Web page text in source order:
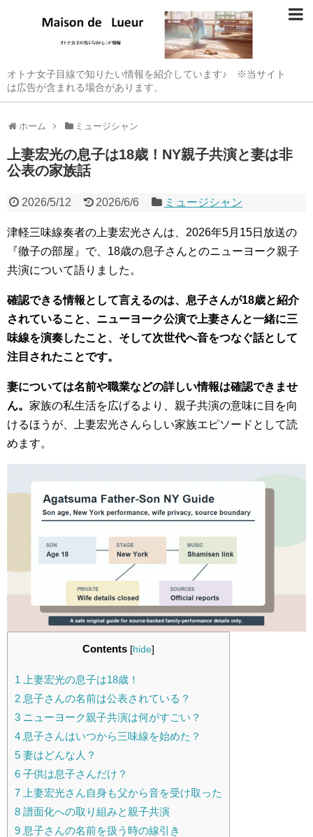
オトナ女子目線で知りたい情報を紹介しています♪ ※当サイト
は広告が含まれる場合があります。
ホーム ミュージシャン
上妻宏光の息子は18歳！NY親子共演と妻は非
公表の家族話
2026/5/12 2026/6/6 ミュージシャン
津軽三味線奏者の上妻宏光さんは、2026年5月15日放送の
『徹子の部屋』で、18歳の息子さんとのニューヨーク親子
共演について語りました。
確認できる情報として言えるのは、息子さんが18歳と紹介
されていること、ニューヨーク公演で上妻さんと一緒に三
味線を演奏したこと、そして次世代へ音をつなぐ話として
注目されたことです。
妻については名前や職業などの詳しい情報は確認できませ
ん。 家族の私生活を広げるより、親子共演の意味に目を向
けるほうが、上妻宏光さんらしい家族エピソードとして読
めます。
Contents [hide]
1 上妻宏光の息子は18歳！
2 息子さんの名前は公表されている？
3 ニューヨーク親子共演は何がすごい？
4 息子さんはいつから三味線を始めた？
5 妻はどんな人？
6 子供は息子さんだけ？
7 上妻宏光さん自身も父から音を受け取った
8 譜面化への取り組みと親子共演
9 息子さんの名前を扱う時の線引き